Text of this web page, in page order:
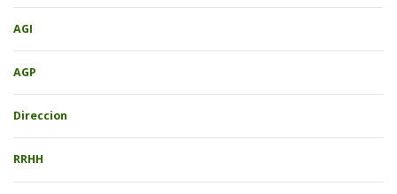
AGI
AGP
Direccion
RRHH